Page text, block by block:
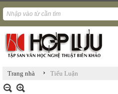
Trang nhà › Tiểu Luận